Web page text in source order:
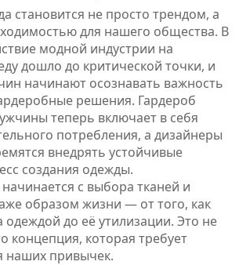
становится не просто трендом, а
для нашего общества. В
модной индустрии на
дошло до критической точки, и
начинают осознавать важность
решения. Гардероб
теперь включает в себя
потребления, а дизайнеры
внедрять устойчивые
создания одежды.
начинается с выбора тканей и
образом жизни — от того, как
до её утилизации. Это не
концепция, которая требует
наших привычек.